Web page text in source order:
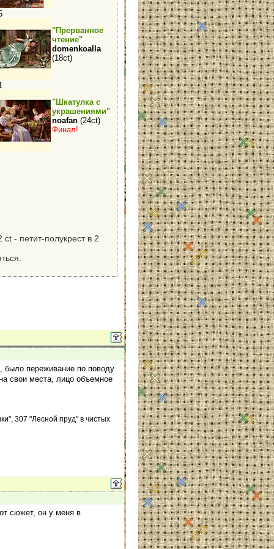
"Прерванное
чтение"
domenkoalla
(18ct)
"Шкатулка с
украшениями"
noafan (24ct)
Финал!
- петит-полукрест в 2
было переживание по поводу
свои места, лицо объемное
307 "Лесной пруд" в чистых
сюжет, он у меня в